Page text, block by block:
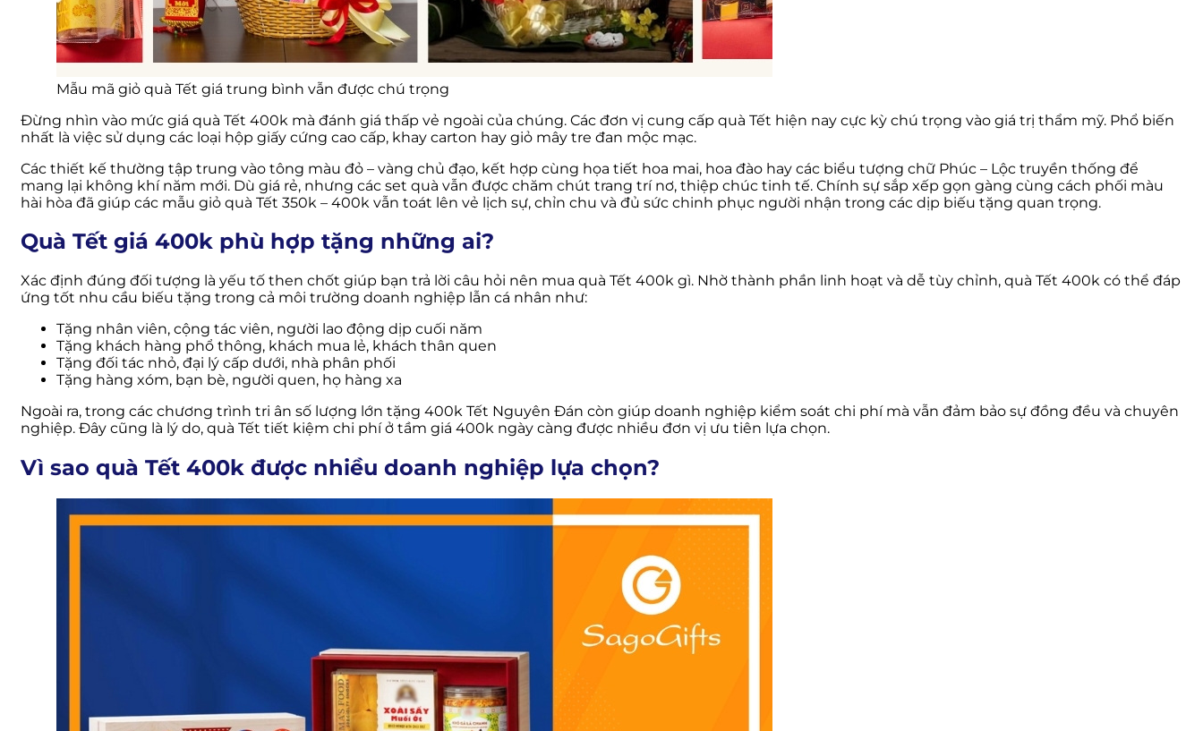
Mẫu mã giỏ quà Tết giá trung bình vẫn được chú trọng
Đừng nhìn vào mức giá quà Tết 400k mà đánh giá thấp vẻ ngoài của chúng. Các đơn vị cung cấp quà Tết hiện nay cực kỳ chú trọng vào giá trị thẩm mỹ. Phổ biến
nhất là việc sử dụng các loại hộp giấy cứng cao cấp, khay carton hay giỏ mây tre đan mộc mạc.
Các thiết kế thường tập trung vào tông màu đỏ – vàng chủ đạo, kết hợp cùng họa tiết hoa mai, hoa đào hay các biểu tượng chữ Phúc – Lộc truyền thống để
mang lại không khí năm mới. Dù giá rẻ, nhưng các set quà vẫn được chăm chút trang trí nơ, thiệp chúc tinh tế. Chính sự sắp xếp gọn gàng cùng cách phối màu
hài hòa đã giúp các mẫu giỏ quà Tết 350k – 400k vẫn toát lên vẻ lịch sự, chỉn chu và đủ sức chinh phục người nhận trong các dịp biếu tặng quan trọng.
Quà Tết giá 400k phù hợp tặng những ai?
Xác định đúng đối tượng là yếu tố then chốt giúp bạn trả lời câu hỏi nên mua quà Tết 400k gì. Nhờ thành phần linh hoạt và dễ tùy chỉnh, quà Tết 400k có thể đáp
ứng tốt nhu cầu biếu tặng trong cả môi trường doanh nghiệp lẫn cá nhân như:
Tặng nhân viên, cộng tác viên, người lao động dịp cuối năm
Tặng khách hàng phổ thông, khách mua lẻ, khách thân quen
Tặng đối tác nhỏ, đại lý cấp dưới, nhà phân phối
Tặng hàng xóm, bạn bè, người quen, họ hàng xa
Ngoài ra, trong các chương trình tri ân số lượng lớn tặng 400k Tết Nguyên Đán còn giúp doanh nghiệp kiểm soát chi phí mà vẫn đảm bảo sự đồng đều và chuyên
nghiệp. Đây cũng là lý do, quà Tết tiết kiệm chi phí ở tầm giá 400k ngày càng được nhiều đơn vị ưu tiên lựa chọn.
Vì sao quà Tết 400k được nhiều doanh nghiệp lựa chọn?